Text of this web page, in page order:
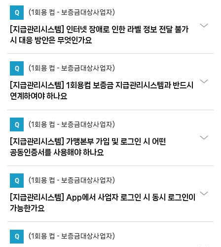
Q (1회용 컵 - 보증금대상사업자)
[지급관리시스템] 인터넷 장애로 인한 라벨 정보 전달 불가
시 대응 방안은 무엇인가요
Q (1회용 컵 - 보증금대상사업자)
[지급관리시스템] 1회용컵 보증금 지급관리시스템과 반드시
연계하여야 하나요
Q (1회용 컵 - 보증금대상사업자)
[지급관리시스템] 가맹본부 가입 및 로그인 시 어떤
공동인증서를 사용해야 하나요
Q (1회용 컵 - 보증금대상사업자)
[지급관리시스템] App에서 사업자 로그인 시 동시 로그인이
가능한가요
Q (1회용 컵 - 보증금대상사업자)